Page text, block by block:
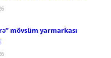
mövsüm yarmarkası